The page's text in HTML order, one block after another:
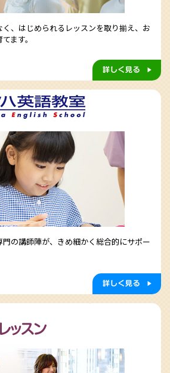
、はじめられるレッスンを取り揃え、お
ます。
の講師陣が、きめ細かく総合的にサポー